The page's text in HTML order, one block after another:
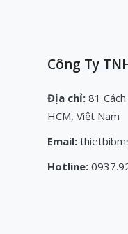
Công Ty
Địa chỉ: 81
HCM, Việt Nam
Email:
Hotline: